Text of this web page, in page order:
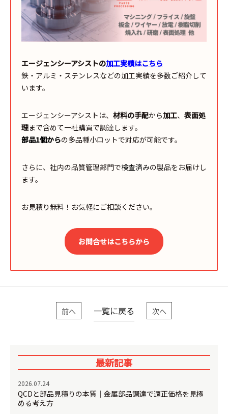
エージェンシーアシストの加工実績はこちら
鉄・アルミ・ステンレスなどの加工実績を多数ご紹介して
います。
エージェンシーアシストは、 材料の手配から加工、 表面処
理まで含めて一社購買で調達します。
部品1個からの多品種小ロットで対応が可能です。
さらに、社内の品質管理部門で検査済みの製品をお届けし
ます。
お見積り無料！お気軽にご相談ください。
お問合せはこちらから
前へ 一覧に戻る 次へ
最新記事
2026.07.24
QCDと部品見積りの本質｜金属部品調達で適正価格を見極
める考え方